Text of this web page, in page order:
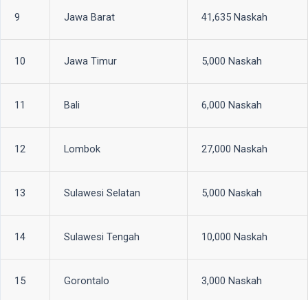
9 Jawa Barat 41,635 Naskah
10 Jawa Timur 5,000 Naskah
11 Bali 6,000 Naskah
12 Lombok 27,000 Naskah
13 Sulawesi Selatan 5,000 Naskah
14 Sulawesi Tengah 10,000 Naskah
15 Gorontalo 3,000 Naskah